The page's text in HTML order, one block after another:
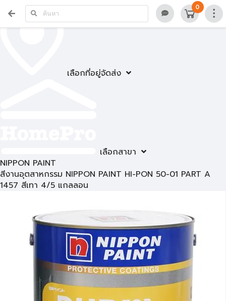
เลือกที่อยู่จัดส่ง
เลือกสาขา
0
NIPPON PAINT
สีงานอุตสาหกรรม NIPPON PAINT HI-PON 50-01 PART A
1457 สีเทา 4/5 แกลลอน